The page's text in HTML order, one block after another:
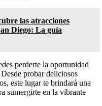
las atracciones
Diego: La guía
perderte la oportunidad
probar deliciosos
este lugar te brindará una
sumergirte en la vibrante